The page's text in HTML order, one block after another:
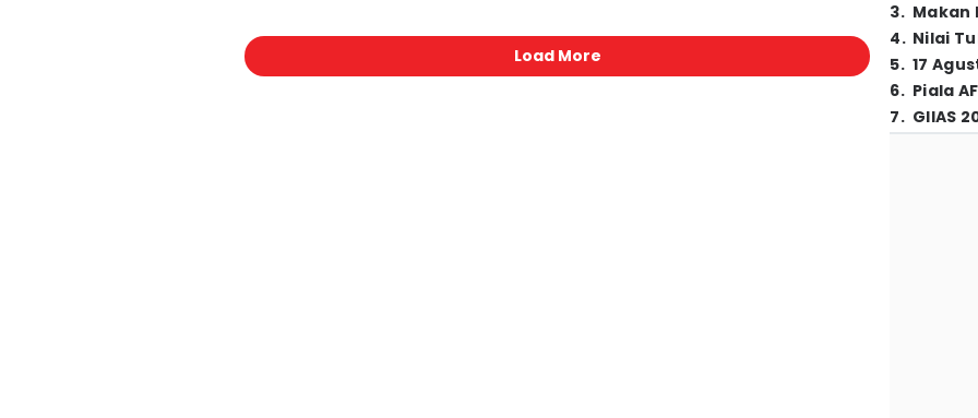
Load More
3. Makan
4. Nilai
5. 17
6. Piala
7. GIIAS